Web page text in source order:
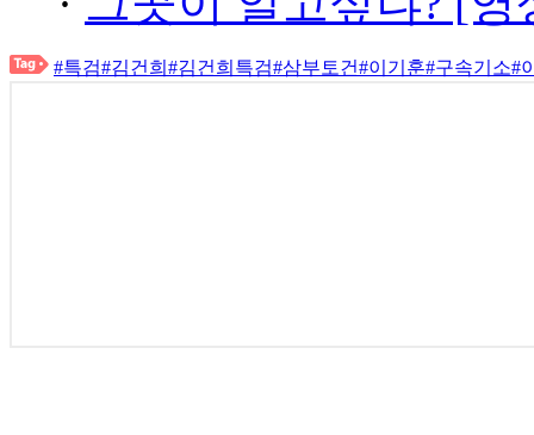
#특검#김건희 #김건희특검#삼부토건#이기훈#구속기소#